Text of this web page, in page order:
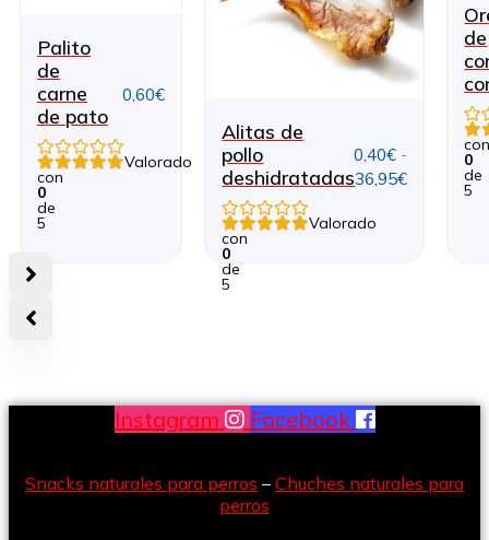
Palito
de
carne
de pato
Valorado
con
0
de
5
0,60€
Alitas de
pollo
deshidratadas
Valorado
con
0
de
5
0,40€ -
36,95€Rango
de
0
de
5
Instagram Facebook
Snacks naturales para perros – Chuches naturales para
perros